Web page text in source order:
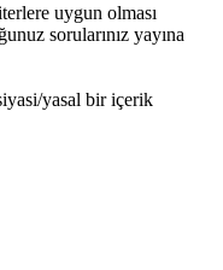
uygun olması
sorularınız yayına
yasal bir içerik